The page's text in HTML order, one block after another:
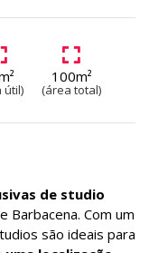
útil)
100m²
(área total)
de studio
Barbacena. Com um
são ideais para